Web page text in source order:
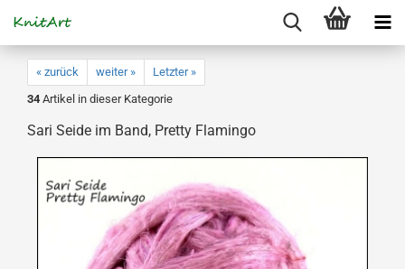
« zurück weiter »
Letzter »
34 Artikel in dieser Kategorie
Sari Seide im Band, Pretty Flamingo